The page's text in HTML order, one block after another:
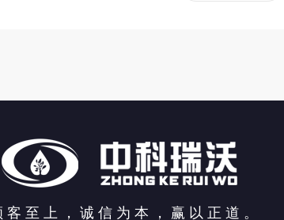
客至上，诚信为本，赢以正道。